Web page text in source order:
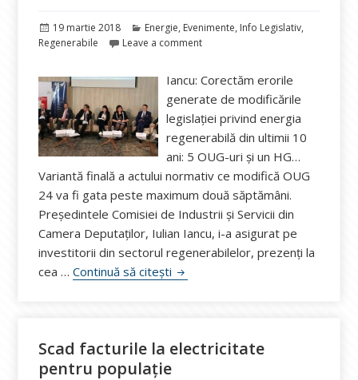
Publicat
pe
19 martie 2018 Categorii
Energie, Evenimente, Info Legislativ,
Regenerabile
Leave a comment
Iancu: Corectăm erorile
generate de modificările
legislaţiei privind energia
regenerabilă din ultimii 10
ani: 5 OUG-uri şi un HG…
Variantă finală a actului normativ ce modifică OUG
24 va fi gata peste maximum două săptămâni.
Președintele Comisiei de Industrii și Servicii din
Camera Deputaților, Iulian Iancu, i-a asigurat pe
investitorii din sectorul regenerabilelor, prezenți la
cea …Continuă să citești Iulian Iancu, Ziua Energiei
Scad facturile la electricitate
pentru populație